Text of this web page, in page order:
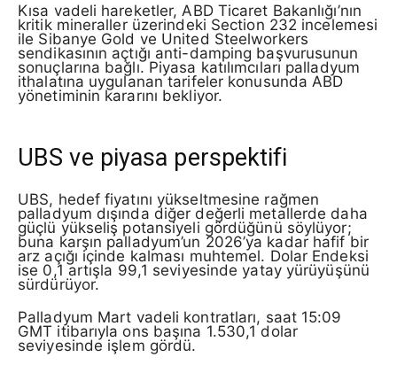
Kısa vadeli hareketler, ABD Ticaret Bakanlığı’nın
kritik mineraller üzerindeki Section 232 incelemesi
ile Sibanye Gold ve United Steelworkers
sendikasının açtığı anti-damping başvurusunun
sonuçlarına bağlı. Piyasa katılımcıları palladyum
ithalatına uygulanan tarifeler konusunda ABD
yönetiminin kararını bekliyor.
UBS ve piyasa perspektifi
UBS, hedef fiyatını yükseltmesine rağmen
palladyum dışında diğer değerli metallerde daha
güçlü yükseliş potansiyeli gördüğünü söylüyor;
buna karşın palladyum’un 2026’ya kadar hafif bir
arz açığı içinde kalması muhtemel. Dolar Endeksi
ise 0,1 artışla 99,1 seviyesinde yatay yürüyüşünü
sürdürüyor.
Palladyum Mart vadeli kontratları, saat 15:09
GMT itibarıyla ons başına 1.530,1 dolar
seviyesinde işlem gördü.